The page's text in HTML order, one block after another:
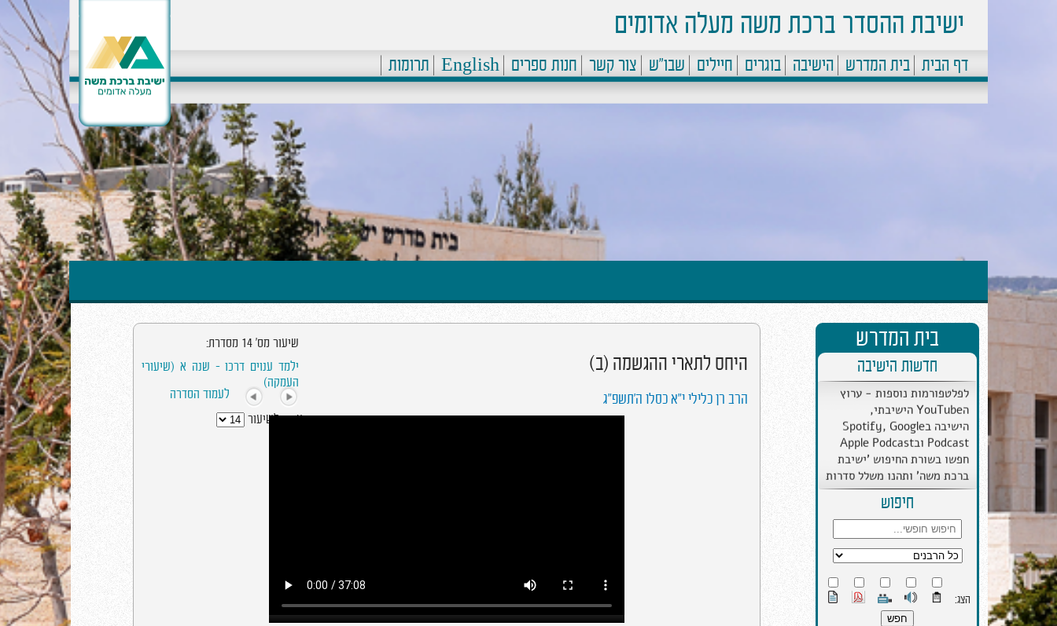
ישיבת ההסדר ברכת משה מעלה אדומים
דף הבית בית המדרש הישיבה בוגרים חיילים שבו"ש צור קשר חנות ספרים English תרומות
בית המדרש
חדשות הישיבה
ב''ה הישיבה התרחבה
לפלטפורמות נוספות - ערוץ
הYouTube הישיבתי,
הישיבה בSpotify, Google
Podcast ובApple Podcast
חפשו בשורת החיפוש 'ישיבת
ברכת משה' ותהנו משלל סדרות
מבית הישיבה.
חיפוש
הצג:
שיעור מס' 14 מסדרת:
ילמד ענוים דרכו - שנה א (שיעורי
העמקה)
לעמוד הסדרה
עבור לשיעור
היחס לתארי ההגשמה (ב)
הרב רן כלילי י״א כסלו ה׳תשפ״ג